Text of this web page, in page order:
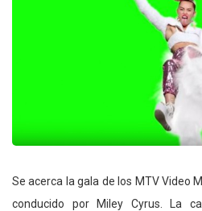
Se acerca la gala de los MTV Video
conducido por Miley Cyrus. La